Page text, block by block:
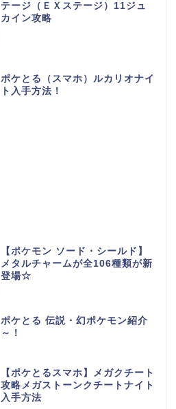
テージ（ＥＸステージ）11ジュ
カイン攻略
ポケとる（スマホ）ルカリオナイ
ト入手方法！
【ポケモン ソード・シールド】
メタルチャームが全106種類が新
登場☆
ポケとる 伝説・幻ポケモン紹介
～！
【ポケとるスマホ】メガクチート
攻略メガストーンクチートナイト
入手方法